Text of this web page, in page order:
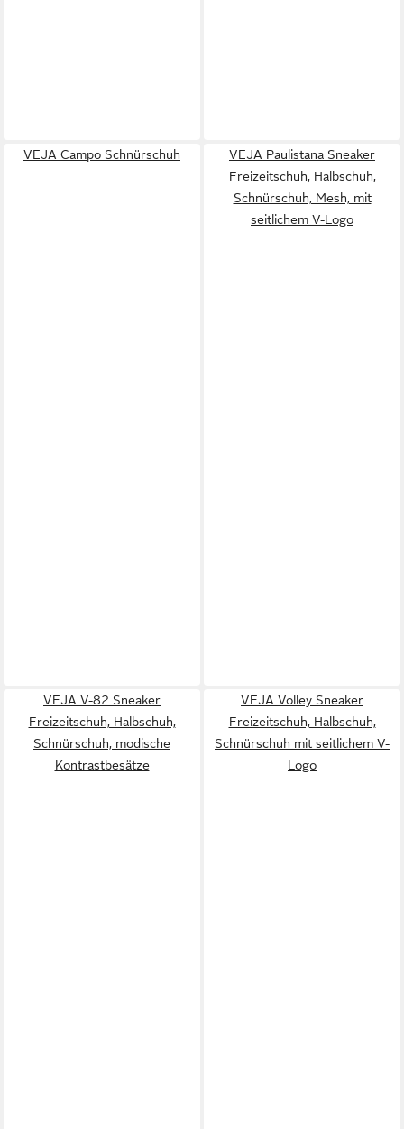
VEJA Campo Schnürschuh
VEJA Paulistana Sneaker
Freizeitschuh, Halbschuh,
Schnürschuh, Mesh, mit
seitlichem V-Logo
VEJA V-82 Sneaker
Freizeitschuh, Halbschuh,
Schnürschuh, modische
Kontrastbesätze
VEJA Volley Sneaker
Freizeitschuh, Halbschuh,
Schnürschuh mit seitlichem V-
Logo